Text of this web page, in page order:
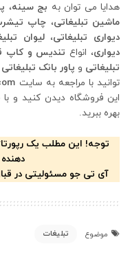
هدایا می توان به بج سینه،
ماشین تبلیغاتی، چاپ
دیواری تبلیغاتی،لیوان
دیواری، انواع تندیس و کاپ
تبلیغاتی و پاور بانک تبلیغاتی
توانید با مراجعه به سایت
این فروشگاه دیدن کنید و
بهره ببرید.
توجه! این مطلب یک
آی تی جو مسئولیتی در
موضوع تبلیغات